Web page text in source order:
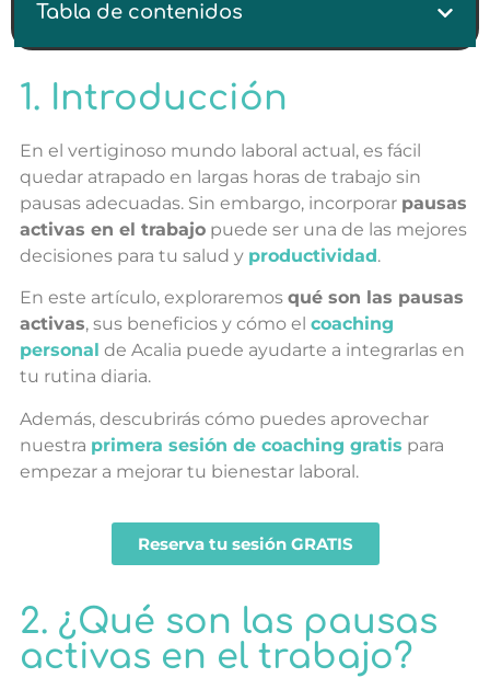
Tabla de contenidos
1. Introducción
En el vertiginoso mundo laboral actual, es fácil
quedar atrapado en largas horas de trabajo sin
pausas adecuadas. Sin embargo, incorporar pausas
activas en el trabajo puede ser una de las mejores
decisiones para tu salud y productividad.
En este artículo, exploraremos qué son las pausas
activas, sus beneficios y cómo el coaching
personal de Acalia puede ayudarte a integrarlas en
tu rutina diaria.
Además, descubrirás cómo puedes aprovechar
nuestra primera sesión de coaching gratis para
empezar a mejorar tu bienestar laboral.
Reserva tu sesión GRATIS
2. ¿Qué son las pausas
activas en el trabajo?